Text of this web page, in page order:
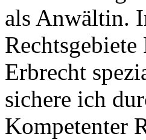
als Anwältin.
Erbrecht
sichere ich
Kompetenter